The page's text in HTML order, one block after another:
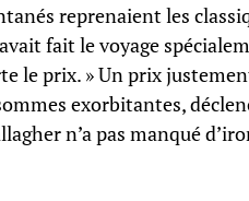
reprenaient les
fait le voyage
le prix. » Un prix
exorbitantes,
n’a pas manqué